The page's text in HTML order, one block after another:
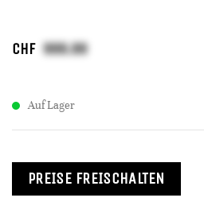
CHF
Auf Lager
PREISE FREISCHALTEN